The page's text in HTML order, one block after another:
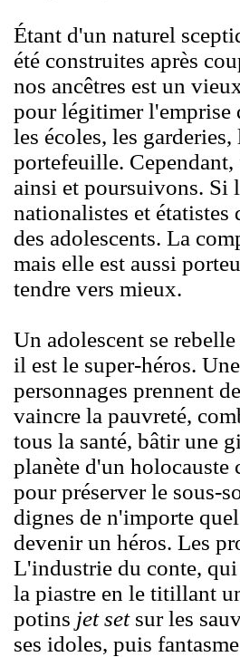
Étant d'un naturel
été construites après
nos ancêtres est un
pour légitimer l'emprise
les écoles, les
portefeuille. Cependant,
ainsi et poursuivons. Si
nationalistes et
des adolescents. La
mais elle est aussi
tendre vers mieux.
Un adolescent se
il est le super-héros.
personnages prennent
vaincre la pauvreté,
tous la santé, bâtir une
planète d'un holocauste
pour préserver le sous-
dignes de n'importe
devenir un héros. Les
L'industrie du conte,
la piastre en le titillant
potins jet setsur les
ses idoles, puis